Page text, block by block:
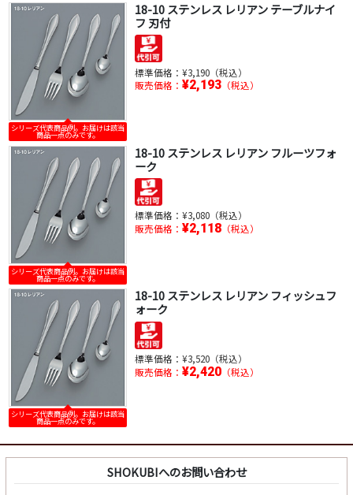
シリーズ代表商品例。お届けは該当
商品一点のみです。
18-10 ステンレス レリアン テーブルナイ
フ 刃付
標準価格： ¥3,190（税込）
販売価格： ¥2,193（税込）
シリーズ代表商品例。お届けは該当
商品一点のみです。
18-10 ステンレス レリアン フルーツフォ
ーク
標準価格： ¥3,080（税込）
販売価格： ¥2,118（税込）
シリーズ代表商品例。お届けは該当
商品一点のみです。
18-10 ステンレス レリアン フィッシュフ
ォーク
標準価格： ¥3,520（税込）
販売価格： ¥2,420（税込）
SHOKUBIへのお問い合わせ